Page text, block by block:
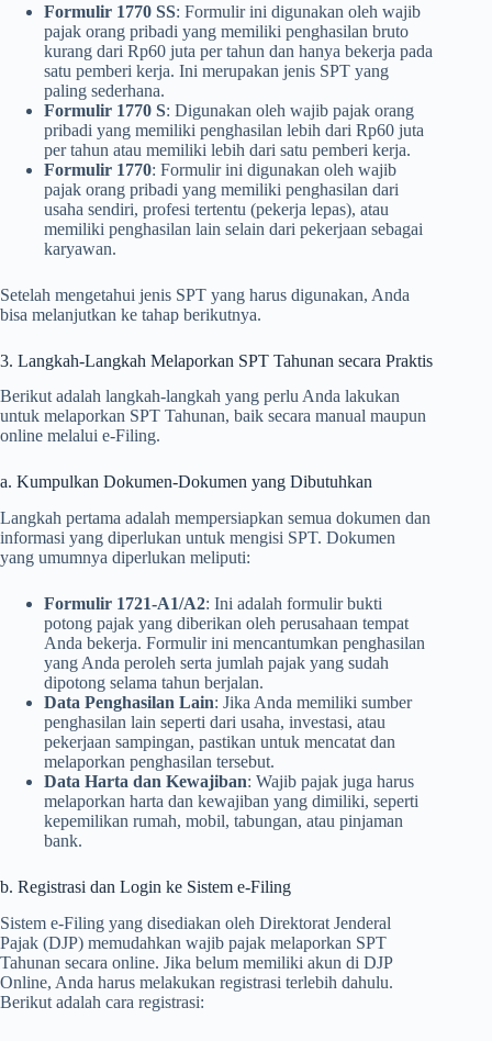
Formulir 1770 SS: Formulir ini digunakan oleh wajib
pajak orang pribadi yang memiliki penghasilan bruto
kurang dari Rp60 juta per tahun dan hanya bekerja pada
satu pemberi kerja. Ini merupakan jenis SPT yang
paling sederhana.
Formulir 1770 S: Digunakan oleh wajib pajak orang
pribadi yang memiliki penghasilan lebih dari Rp60 juta
per tahun atau memiliki lebih dari satu pemberi kerja.
Formulir 1770: Formulir ini digunakan oleh wajib
pajak orang pribadi yang memiliki penghasilan dari
usaha sendiri, profesi tertentu (pekerja lepas), atau
memiliki penghasilan lain selain dari pekerjaan sebagai
karyawan.
Setelah mengetahui jenis SPT yang harus digunakan, Anda
bisa melanjutkan ke tahap berikutnya.
3. Langkah-Langkah Melaporkan SPT Tahunan secara Praktis
Berikut adalah langkah-langkah yang perlu Anda lakukan
untuk melaporkan SPT Tahunan, baik secara manual maupun
online melalui e-Filing.
a. Kumpulkan Dokumen-Dokumen yang Dibutuhkan
Langkah pertama adalah mempersiapkan semua dokumen dan
informasi yang diperlukan untuk mengisi SPT. Dokumen
yang umumnya diperlukan meliputi:
Formulir 1721-A1/A2: Ini adalah formulir bukti
potong pajak yang diberikan oleh perusahaan tempat
Anda bekerja. Formulir ini mencantumkan penghasilan
yang Anda peroleh serta jumlah pajak yang sudah
dipotong selama tahun berjalan.
Data Penghasilan Lain: Jika Anda memiliki sumber
penghasilan lain seperti dari usaha, investasi, atau
pekerjaan sampingan, pastikan untuk mencatat dan
melaporkan penghasilan tersebut.
Data Harta dan Kewajiban: Wajib pajak juga harus
melaporkan harta dan kewajiban yang dimiliki, seperti
kepemilikan rumah, mobil, tabungan, atau pinjaman
bank.
b. Registrasi dan Login ke Sistem e-Filing
Sistem e-Filing yang disediakan oleh Direktorat Jenderal
Pajak (DJP) memudahkan wajib pajak melaporkan SPT
Tahunan secara online. Jika belum memiliki akun di DJP
Online, Anda harus melakukan registrasi terlebih dahulu.
Berikut adalah cara registrasi: